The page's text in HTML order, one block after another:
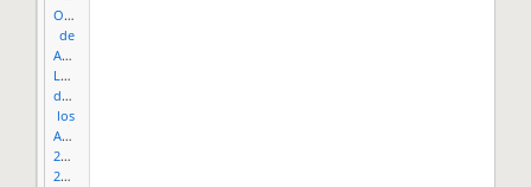
Oficina
de
Asuntos
Legales
durante
los
Años
2009-
2013.pdf